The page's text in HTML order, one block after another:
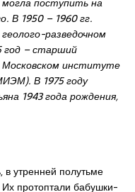
В 1950 – 1960 гг.
разведочном
год – старший
институте
В 1975 году
1943 года рождения,
утренней полутьме
протоптали бабушки-